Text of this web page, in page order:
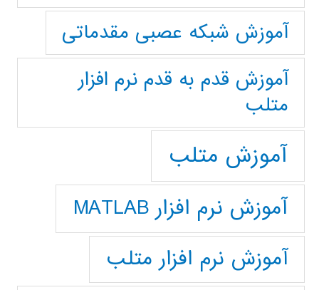
آموزش شبکه عصبی مقدماتی
آموزش قدم به قدم نرم افزار
متلب
آموزش متلب
آموزش نرم افزار MATLAB
آموزش نرم افزار متلب